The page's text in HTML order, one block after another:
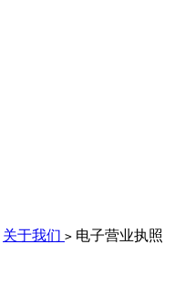
关于我们 > 电子营业执照